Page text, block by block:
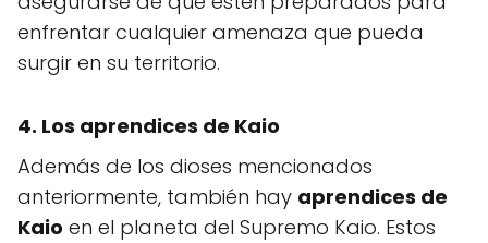
enfrentar cualquier amenaza que pueda
surgir en su territorio.
4. Los aprendices de Kaio
Además de los dioses mencionados
anteriormente, también hay aprendices de
Kaio en el planeta del Supremo Kaio. Estos